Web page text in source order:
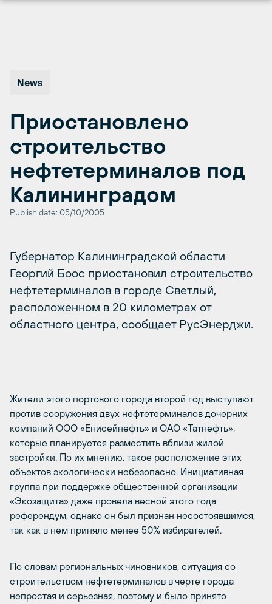
News
Приостановлено
строительство
нефтетерминалов под
Калининградом
Publish date: 05/10/2005
Губернатор Калининградской области
Георгий Боос приостановил строительство
нефтетерминалов в городе Светлый,
расположенном в 20 километрах от
областного центра, сообщает РусЭнерджи.
Жители этого портового города второй год выступают
против сооружения двух нефтетерминалов дочерних
компаний ООО «Енисейнефть» и ОАО «Татнефть»,
которые планируется разместить вблизи жилой
застройки. По их мнению, такое расположение этих
объектов экологически небезопасно. Инициативная
группа при поддержке общественной организации
«Экозащита» даже провела весной этого года
референдум, однако он был признан несостоявшимся,
так как в нем приняло менее 50% избирателей.
По словам региональных чиновников, ситуация со
строительством нефтетерминалов в черте города
непростая и серьезная, поэтому и было принято